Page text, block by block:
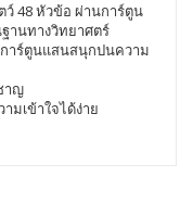
ว์ 48 หัวข้อ ผ่านการ์ตูน
านทางวิทยาศตร์
าร์ตูนแสนสนุกปนความ
าญ
มเข้าใจได้ง่าย